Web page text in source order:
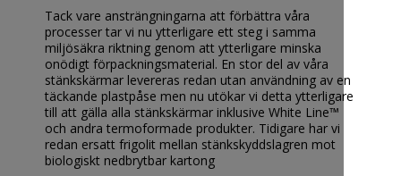
Tack vare ansträngningarna att förbättra våra
processer tar vi nu ytterligare ett steg i samma
miljösäkra riktning genom att ytterligare minska
onödigt förpackningsmaterial. En stor del av våra
stänkskärmar levereras redan utan användning av en
täckande plastpåse men nu utökar vi detta ytterligare
till att gälla alla stänkskärmar inklusive White Line™
och andra termoformade produkter. Tidigare har vi
redan ersatt frigolit mellan stänkskyddslagren mot
biologiskt nedbrytbar kartong